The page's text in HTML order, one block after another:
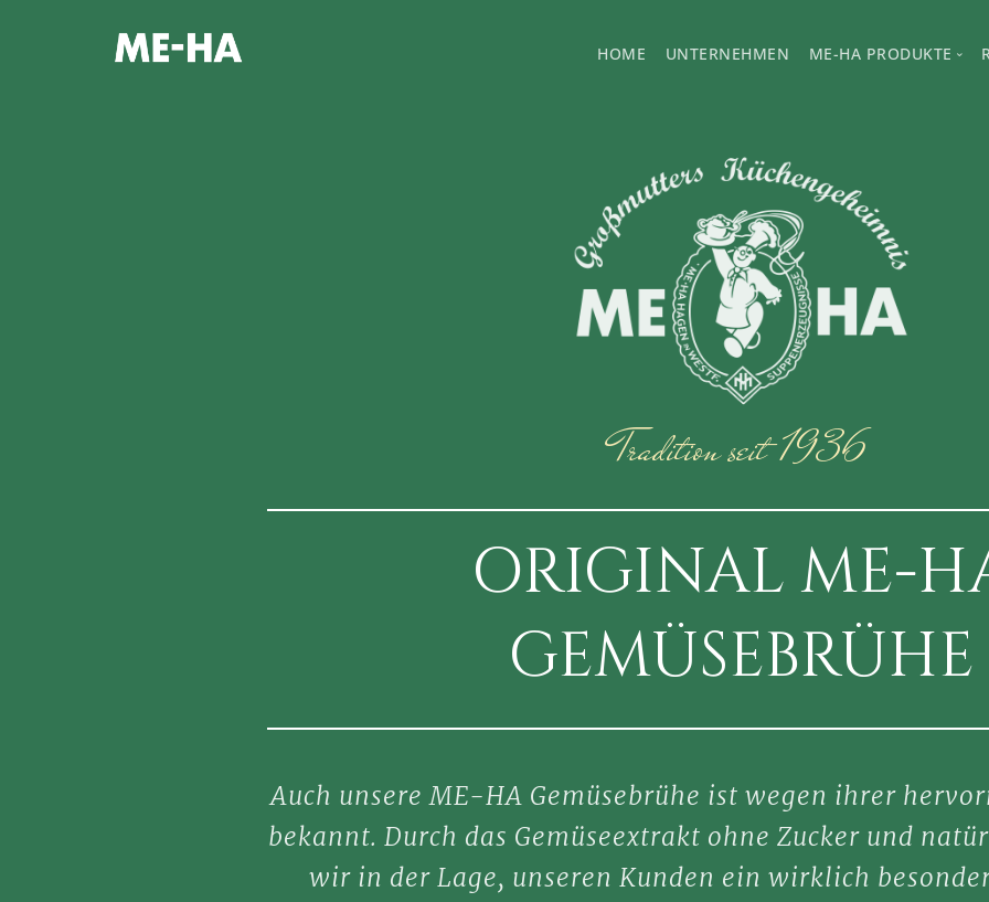
HOME UNTERNEHMEN ME-HA PRODUKTE
Tradition seit 1936
ORIGINAL ME-
GEMÜSEBRÜHE
Auch unsere ME-HA Gemüsebrühe ist wegen ihrer
bekannt. Durch das Gemüseextrakt ohne Zucker und
wir in der Lage, unseren Kunden ein wirklich